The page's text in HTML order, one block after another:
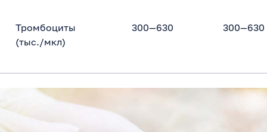
Тромбоциты
(тыс./мкл)
300—630 300—630